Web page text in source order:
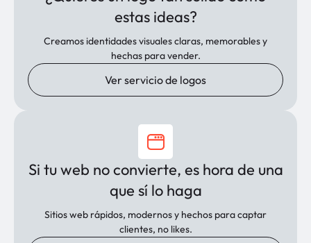
estas ideas?
Creamos identidades visuales claras, memorables y
hechas para vender.
Ver servicio de logos
Si tu web no convierte, es hora de una
que sí lo haga
Sitios web rápidos, modernos y hechos para captar
clientes, no likes.